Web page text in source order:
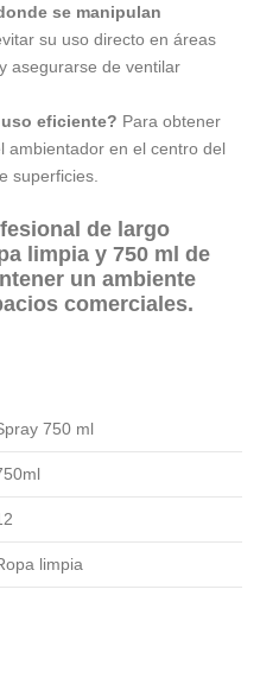
se manipulan
su uso directo en áreas
asegurarse de ventilar
eficiente? Para obtener
ambientador en el centro del
superficies.
de largo
limpia y 750 ml de
un ambiente
comerciales.
750 ml
limpia